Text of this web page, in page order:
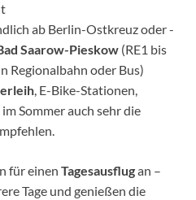
ab Berlin-Ostkreuz oder -
Saarow-Pieskow (RE1 bis
Regionalbahn oder Bus)
, E-Bike-Stationen,
Sommer auch sehr die
für einen Tagesausflugan –
Tage und genießen die